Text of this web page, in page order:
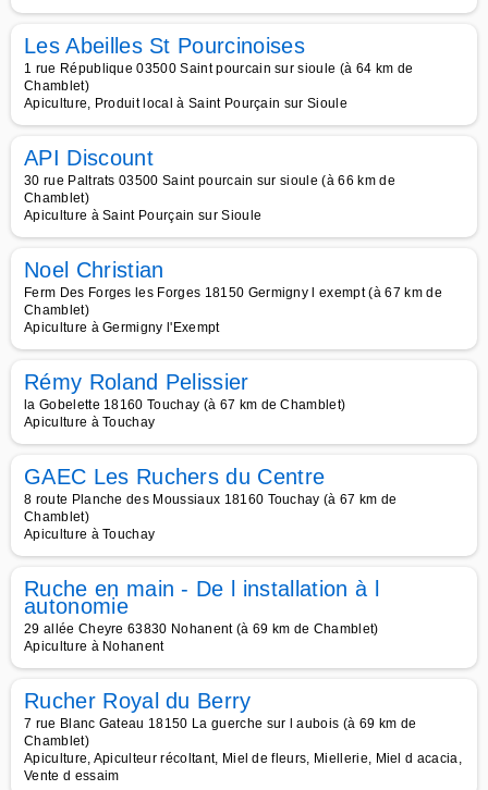
Les Abeilles St Pourcinoises
1 rue République 03500 Saint pourcain sur sioule (à 64 km de
Chamblet)
Apiculture, Produit local à Saint Pourçain sur Sioule
API Discount
30 rue Paltrats 03500 Saint pourcain sur sioule (à 66 km de
Chamblet)
Apiculture à Saint Pourçain sur Sioule
Noel Christian
Ferm Des Forges les Forges 18150 Germigny l exempt (à 67 km de
Chamblet)
Apiculture à Germigny l'Exempt
Rémy Roland Pelissier
la Gobelette 18160 Touchay (à 67 km de Chamblet)
Apiculture à Touchay
GAEC Les Ruchers du Centre
8 route Planche des Moussiaux 18160 Touchay (à 67 km de
Chamblet)
Apiculture à Touchay
Ruche en main - De l installation à l
autonomie
29 allée Cheyre 63830 Nohanent (à 69 km de Chamblet)
Apiculture à Nohanent
Rucher Royal du Berry
7 rue Blanc Gateau 18150 La guerche sur l aubois (à 69 km de
Chamblet)
Apiculture, Apiculteur récoltant, Miel de fleurs, Miellerie, Miel d acacia,
Vente d essaim